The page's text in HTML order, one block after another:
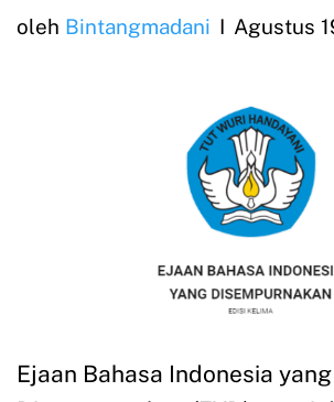
oleh Bintangmadani Agustus
Ejaan Bahasa Indonesia yang